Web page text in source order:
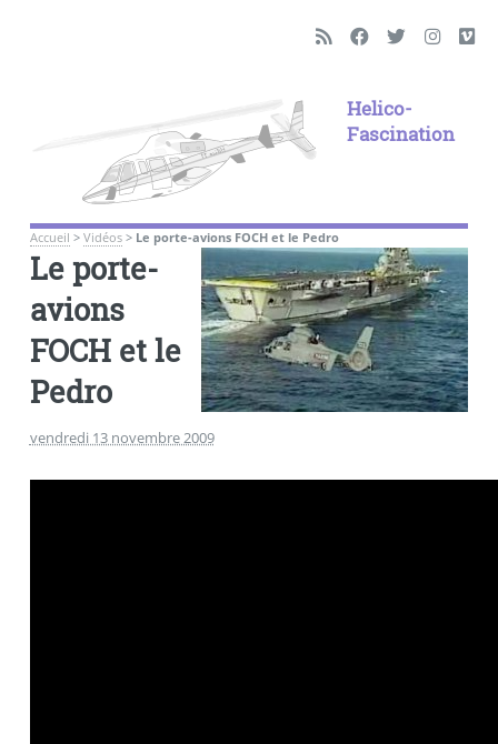
Helico-
Fascination
Accueil > Vidéos> Le porte-avions FOCH et le Pedro
Le porte-
avions
FOCH et le
Pedro
vendredi 13 novembre 2009